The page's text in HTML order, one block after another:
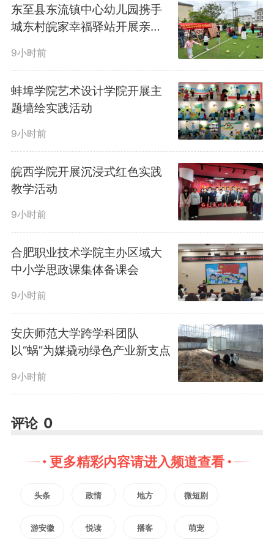
见、摸得着的生动体验，为青少年
带来一场别开生面的“法治启蒙之
旅”。
活动现场，税法知识小课堂率
先开讲。税务干部化身“税法老
师”，为孩子们讲解税收的来源、
作用以及“税收取之于民、用之于
民”的深刻内涵。“我们就读的学
校、家门口的公园，都是靠税收建
设维护的哦！”通俗易懂的语言、
贴近生活的案例，让孩子们听得津
津有味，纷纷举手分享自己对税收
的理解，法治的种子在欢声笑语中
随后，共绘法治涂鸦墙环节将
东至县东流镇中心幼儿园携手
城东村皖家幸福驿站开展亲子
9小时前
蚌埠学院艺术设计学院开展主
题墙绘实践活动
9小时前
皖西学院开展沉浸式红色实践
教学活动
9小时前
合肥职业技术学院主办区域大
中小学思政课集体备课会
9小时前
安庆师范大学跨学科团队
以“蜗”为媒撬动绿色产业新支点
9小时前
评论 0
更多精彩内容请进入频道查看
头条 政情 地方 微短剧
游安徽 悦读 播客 萌宠